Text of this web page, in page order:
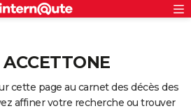
cette page au carnet des décès des
affiner votre recherche ou trouver